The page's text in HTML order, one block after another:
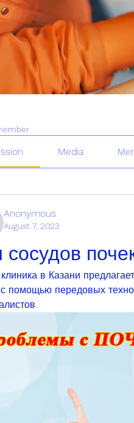
Media
Anonymous
August 7, 2023
сосудов
в Казани
с помощью передовых